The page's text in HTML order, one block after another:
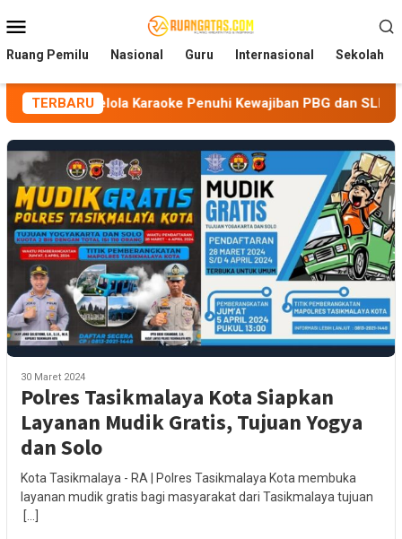
ke
kontenMobile
Ruang Pemilu Nasional Guru Internasional Sekolah
TERBARU
Karaoke Penuhi Kewajiban PBG dan SLF
30 Maret 2024
Polres Tasikmalaya Kota Siapkan
Layanan Mudik Gratis, Tujuan Yogya
dan Solo
Kota Tasikmalaya - RA | Polres Tasikmalaya Kota membuka
layanan mudik gratis bagi masyarakat dari Tasikmalaya tujuan
[…]